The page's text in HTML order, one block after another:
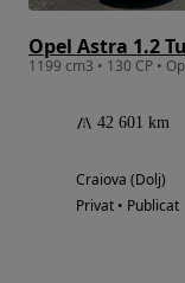
Opel Astra 1.2
42 601 km
Craiova (Dolj)
Privat • Publicat